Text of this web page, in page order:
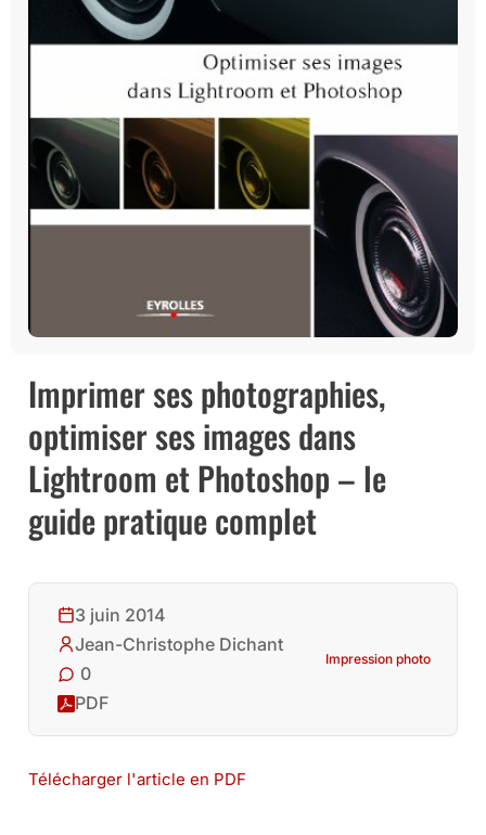
Imprimer ses photographies,
optimiser ses images dans
Lightroom et Photoshop – le
guide pratique complet
3 juin 2014
Jean-Christophe Dichant
0
PDF
Impression photo
Télécharger l'article en PDF